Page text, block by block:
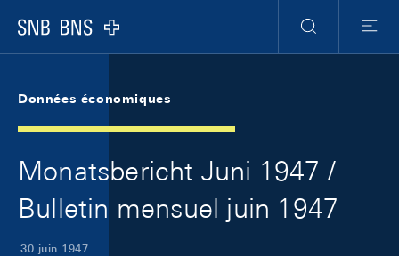
Logo
RechercheMenu
Données économiques
Monatsbericht Juni 1947 /
Bulletin mensuel juin 1947
30 juin 1947